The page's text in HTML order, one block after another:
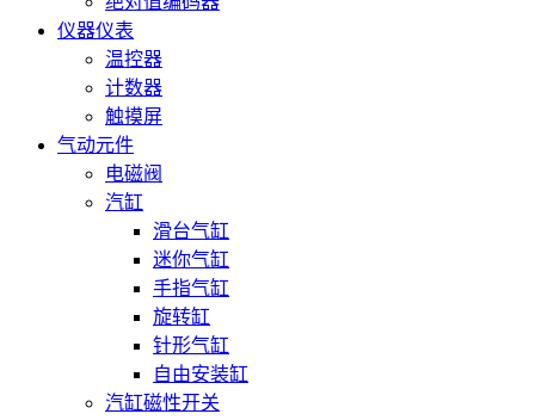
仪器仪表
温控器
计数器
触摸屏
气动元件
电磁阀
汽缸
滑台气缸
迷你气缸
手指气缸
旋转缸
针形气缸
自由安装缸
汽缸磁性开关